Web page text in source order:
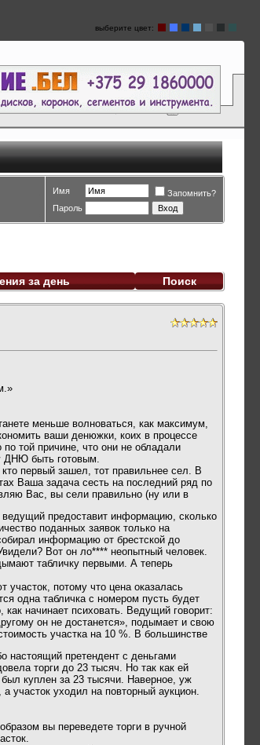
выберите цвет:
Имя
Запомнить?
Пароль
за день Поиск
меньше волноваться, как максимум,
ваши денюжки, коих в процессе
той причине, что они не обладали
ДНЮ быть готовым.
первый зашел, тот правильнее сел. В
Ваша задача сесть на последний ряд по
Вас, вы сели правильно (ну или в
предоставит информацию, сколько
поданных заявок только на
информацию от брестской до
Вот он ло**** неопытный человек.
табличку первыми. А теперь
потому что цена оказалась
одна табличка с номером пусть будет
начинает психовать. Ведущий говорит:
он не достанется», подымает и свою
участка на 10 %. В большинстве
настоящий претендент с деньгами
торги до 23 тысяч. Но так как ей
куплен за 23 тысячи. Наверное, уж
участок уходил на повторный аукцион.
вы переведете торги в ручной